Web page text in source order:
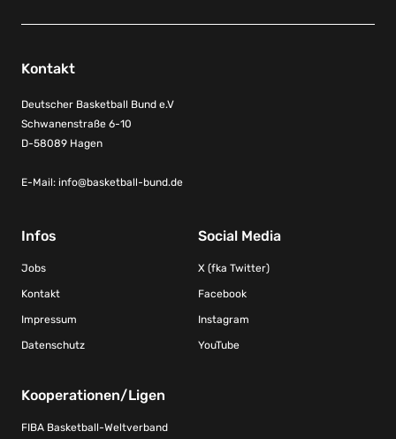
Kontakt
Deutscher Basketball Bund e.V
Schwanenstraße 6-10
D-58089 Hagen
E-Mail: info@basketball-bund.de
Infos
Jobs
Kontakt
Impressum
Datenschutz
Social Media
X (fka Twitter)
Facebook
Instagram
YouTube
Kooperationen/Ligen
FIBA Basketball-Weltverband